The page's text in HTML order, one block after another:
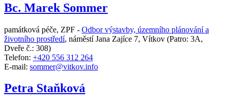
Bc. Marek Sommer
památková péče, ZPF - Odbor výstavby, územního plánování a
životního prostředí, náměstí Jana Zajíce 7, Vítkov (Patro: 3A,
Dveře č.: 308)
Telefon: +420 556 312 264
E-mail: sommer@vitkov.info
Petra Staňková